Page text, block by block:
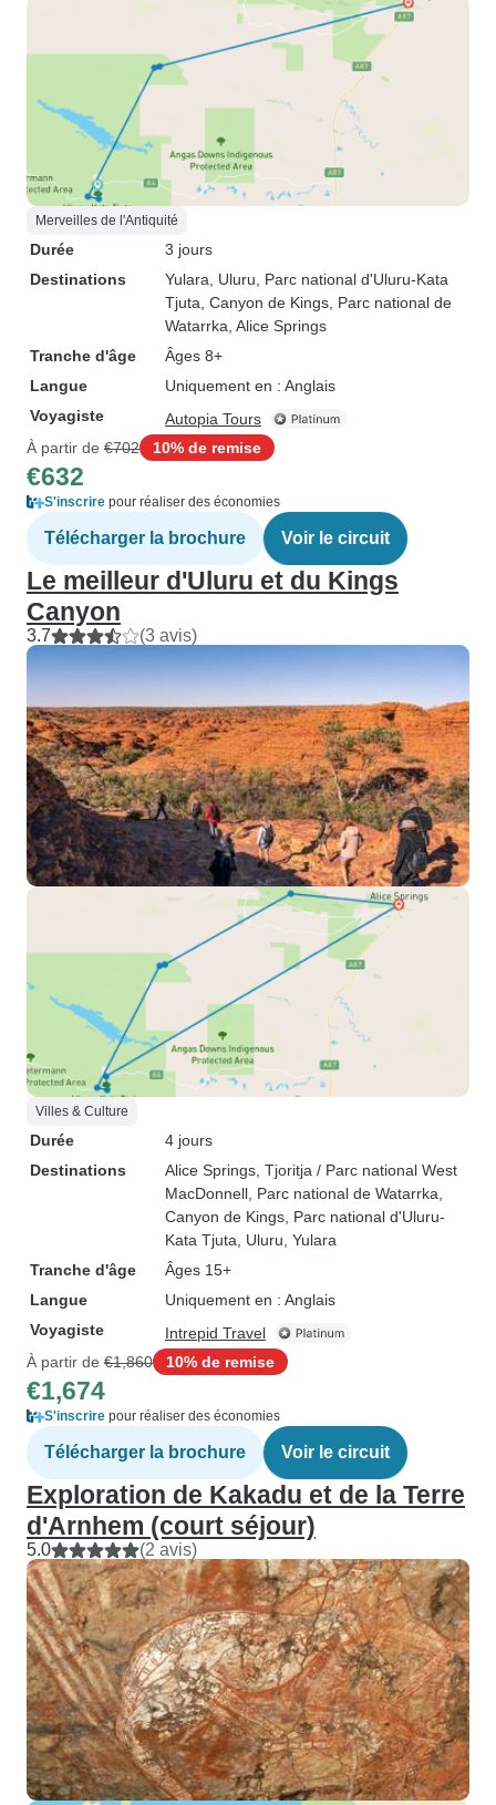
Merveilles de l'Antiquité
Durée
3 jours
Destinations
Yulara , Uluru , Parc national d'Uluru-Kata
Tjuta , Canyon de Kings , Parc national de
Watarrka , Alice Springs
Tranche d'âge
Âges 8+
Langue
Uniquement en : Anglais
Voyagiste
Autopia Tours
À partir de €702 10% de remise
€632
S'inscrire pour réaliser des économies
Télécharger la brochure Voir le circuit
Le meilleur d'Uluru et du Kings
Canyon
3.7 (3 avis)
Villes & Culture
Durée
4 jours
Destinations
Alice Springs , Tjoritja / Parc national West
MacDonnell , Parc national de Watarrka
Canyon de Kings , Parc national d'Uluru-
Kata Tjuta , Uluru , Yulara
Tranche d'âge
Âges 15+
Langue
Uniquement en : Anglais
Voyagiste
Intrepid Travel
À partir de €1,860 10% de remise
€1,674
S'inscrire pour réaliser des économies
Télécharger la brochure Voir le circuit
Exploration de Kakadu et de la Terre
d'Arnhem (court séjour)
5.0 (2 avis)